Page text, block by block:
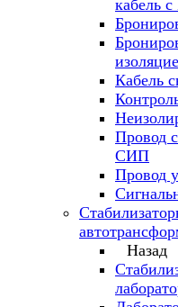
кабель
Кабель
Провод
СИП
Провод
Назад